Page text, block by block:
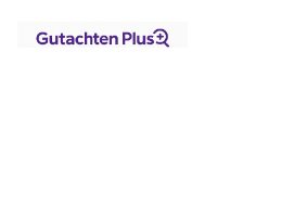
Startseite
Standorte Nordrhein-Westfalen